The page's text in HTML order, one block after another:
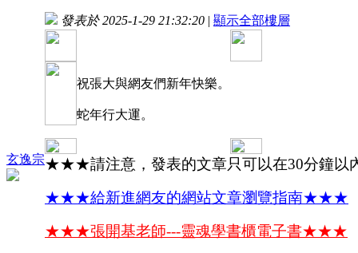
玄逸宗
發表於 2025-1-29 21:32:20 | 顯示全部樓層
祝張大與網友們新年快樂。
蛇年行大運。
★★★請注意，發表的文章只可以在30分鐘
★★★給新進網友的網站文章瀏覽指南★★★
★★★張開基老師---靈魂學書櫃電子書★★★